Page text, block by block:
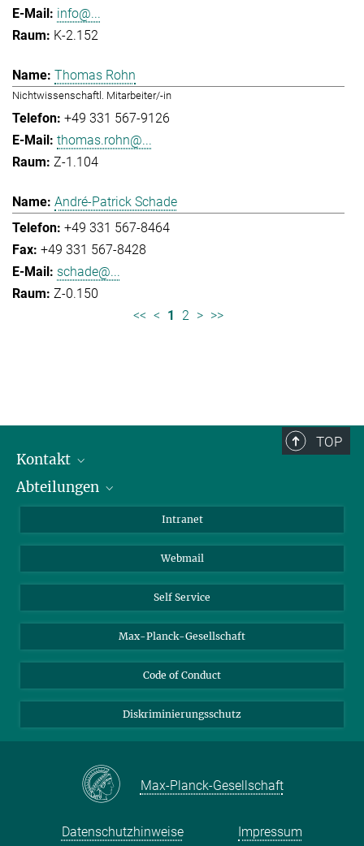
info@...
K-2.152
Thomas Rohn
Nichtwissenschaftl. Mitarbeiter/-in
+49 331 567-9126
thomas.rohn@...
Z-1.104
André-Patrick Schade
+49 331 567-8464
+49 331 567-8428
schade@...
Z-0.150
<< < 1 2 > >>
TOP
Kontakt
Mitarbeiterverzeichnis
Abteilungen
Biomolekulare Systeme
Kolloidchemie
Nachhaltige und Bio-inspirierte Materialien
Intranet
Webmail
Self Service
Max-Planck-Gesellschaft
Code of Conduct
Diskriminierungsschutz
Max-Planck-Gesellschaft
Datenschutzhinweise Impressum